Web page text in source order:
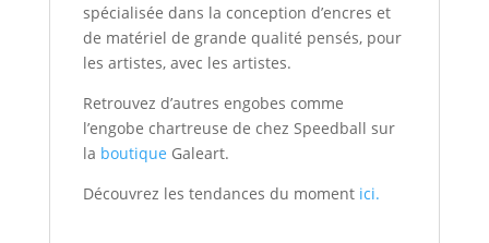
spécialisée dans la conception d’encres et
de matériel de grande qualité pensés, pour
les artistes, avec les artistes.
Retrouvez d’autres engobes comme
l’engobe chartreuse de chez Speedball sur
la boutique Galeart.
Découvrez les tendances du momentici.